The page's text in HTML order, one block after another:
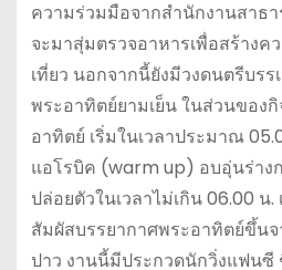
ความร่วมมือจากสำนักงานสาธ
จะมาสุ่มตรวจอาหารเพื่อสร้าง
เที่ยว นอกจากนี้ยังมีวงดนตรีบรร
พระอาทิตย์ยามเย็น ในส่วนของ
อาทิตย์ เริ่มในเวลาประมาณ
แอโรบิค (warm up) อบอุ่นร่าง
ปล่อยตัวในเวลาไม่เกิน 06.00 น
สัมผัสบรรยากาศพระอาทิตย์ขึ้น
ปาว งานนี้มีประกวดนักวิ่งแฟนซี